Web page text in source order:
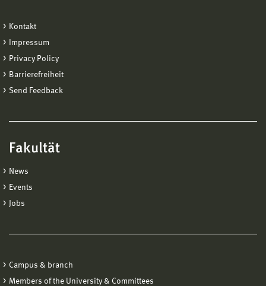
Kontakt
Impressum
Privacy Policy
Barrierefreiheit
Send Feedback
Fakultät
News
Events
Jobs
Campus & branch
Members of the University & Committees